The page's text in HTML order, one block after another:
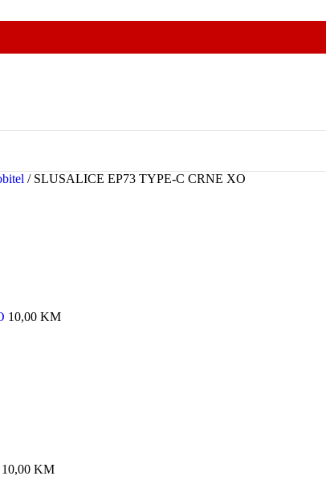
/ SLUSALICE EP73 TYPE-C CRNE XO
10,00 KM
10,00 KM